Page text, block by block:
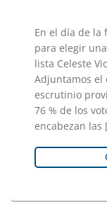
En el día de la
para elegir
lista Celeste
Adjuntamos el
escrutinio
76 % de los
encabezan las